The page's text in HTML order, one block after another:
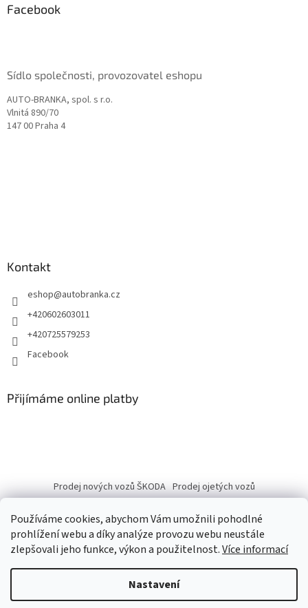
Používáme cookies, abychom Vám umožnili pohodlné
prohlížení webu a díky analýze provozu webu neustále
zlepšovali jeho funkce, výkon a použitelnost.Více informací
Nastavení
Facebook
Sídlo společnosti, provozovatel eshopu
AUTO-BRANKA, spol. s r.o.
Vlnitá 890/70
147 00 Praha 4
Kontakt
eshop@autobranka.cz
+420602603011
+420725579253
Facebook
Přijímáme online platby
Prodej nových vozů ŠKODA Prodej ojetých vozů